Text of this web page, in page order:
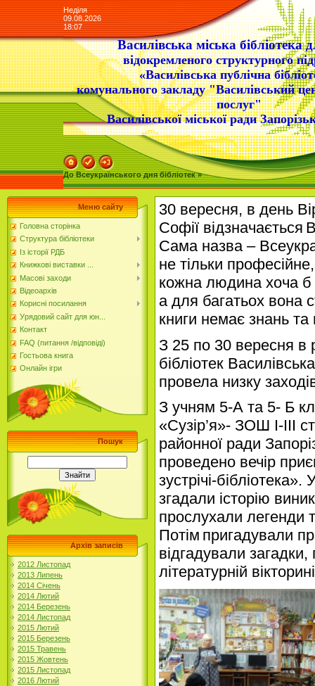
Неділя
09.08.2026
18:07
Василівська міська бібліотека
відокремленого структурного
«Василівська публічна
комунального закладу "Василівський
послуг"
Василівської міської ради
До Всеукраїнського дня бібліотек »
Меню сайту
Головна сторінка
Структура бібліотеки
Із історії РДБ
Книжкові виставки ...
Масові заходи
Відеоархів
Корисні посилання
Урядовий сайт для юн...
Контакт
FAQ (питання /відповіді)
Гостьова книга
Онлайн ігри
Пошук
Архів записів
2012 Листопад
2013 Липень
2014 Січень
2014 Лютий
2014 Березень
2014 Листопад
2015 Лютий
2015 Березень
2015 Травень
2015 Жовтень
2015 Листопад
2016 Лютий
30 вересня, в день
Софії відзначається
Сама назва –
не тільки
кожна людина хоча б
а для багатьох вона
книги немає знань
З 25 по 30 вересня в
бібліотек Василівська
провела низку
З учням 5-А та 5- Б
«Сузір’я»- ЗОШ І-ІІІ
районної ради
проведено вечір
зустрічі-
згадали історію
прослухали легенди
Потім пригадували
відгадували загадки,
літературній вікторині